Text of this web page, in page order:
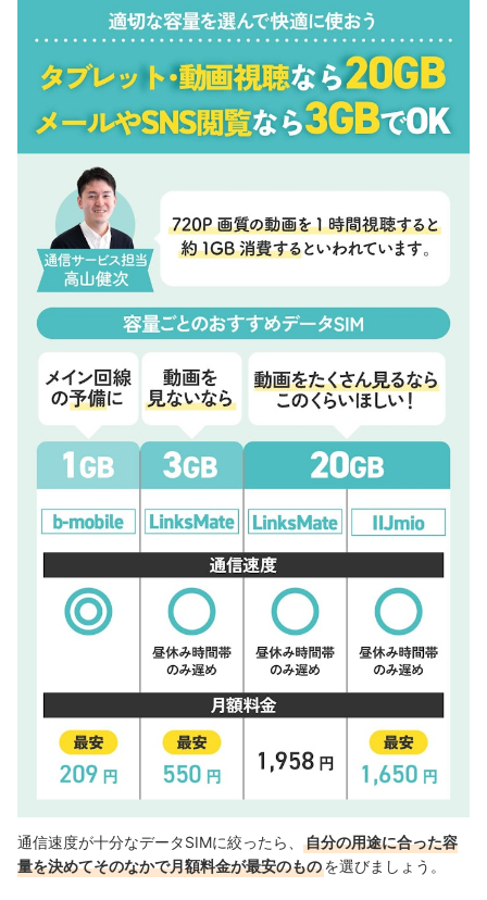
通信速度が十分なデータSIMに絞ったら、
自分の用途に合った容
量を決めてそのなかで月額料金が最安のものを選びましょう。